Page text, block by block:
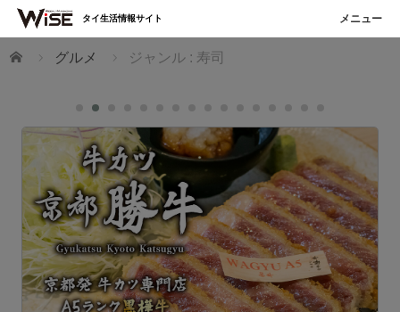
ホーム グルメ ジャンル : 寿司
タイ生活情報サイト